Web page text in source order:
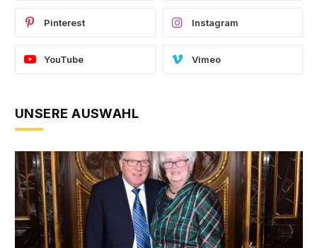
Pinterest Instagram
YouTube Vimeo
UNSERE AUSWAHL